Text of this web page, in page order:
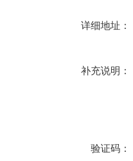
详细地址：
补充说明：
验证码：